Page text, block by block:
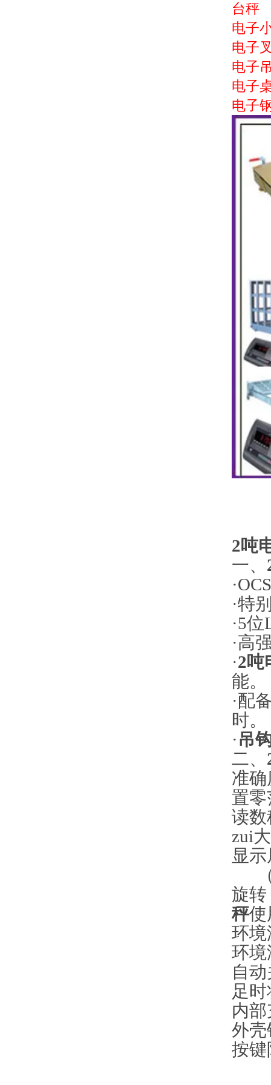
台秤
电子
电子
电子
电子
电子
2吨
一、
·特
·5
·高
·2吨
能。
·配
时。
·吊
二、
准
置
读
zui
显
（
旋
秤使
环
环
自
足
内
外
按